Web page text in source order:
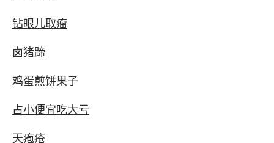
钻眼儿取瘤
卤猪蹄
鸡蛋煎饼果子
占小便宜吃大亏
天疱疮